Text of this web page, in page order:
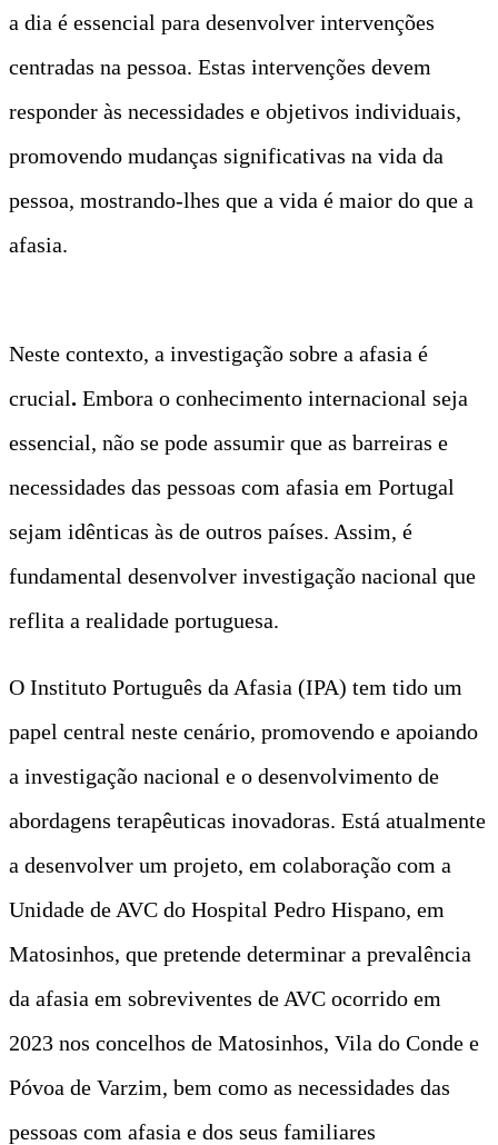
a dia é essencial para desenvolver intervenções
centradas na pessoa. Estas intervenções devem
responder às necessidades e objetivos individuais,
promovendo mudanças significativas na vida da
pessoa, mostrando-lhes que a vida é maior do que a
afasia.
Neste contexto, a investigação sobre a afasia é
crucial. Embora o conhecimento internacional seja
essencial, não se pode assumir que as barreiras e
necessidades das pessoas com afasia em Portugal
sejam idênticas às de outros países. Assim, é
fundamental desenvolver investigação nacional que
reflita a realidade portuguesa.
O Instituto Português da Afasia (IPA) tem tido um
papel central neste cenário, promovendo e apoiando
a investigação nacional e o desenvolvimento de
abordagens terapêuticas inovadoras. Está atualmente
a desenvolver um projeto, em colaboração com a
Unidade de AVC do Hospital Pedro Hispano, em
Matosinhos, que pretende determinar a prevalência
da afasia em sobreviventes de AVC ocorrido em
2023 nos concelhos de Matosinhos, Vila do Conde e
Póvoa de Varzim, bem como as necessidades das
pessoas com afasia e dos seus familiares